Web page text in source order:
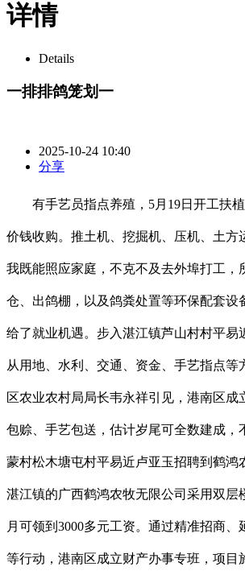
详情
Details
一排排鸽笼划一
2025-10-24 10:40
分享
有手艺员指点养殖，5月19日开工扶植
价钱收购。推土机、挖掘机、压机、土方
我既能照应家庭，不克不及去外埠打工，
仓、出鸽棚，以及鸽粪处置等环保配套设
给了就业机遇。步入湛江镇芦山村村平易
从用地、水利、交通、资金、手艺指点等
区农业农村局局长韦永祥引见，港南区成
包赊、手艺包送，估计岁尾可全数建成，
蒙村松木塘屯村平易近卢亚玉招聘到鹤鸿
湛江镇的广西鹤鸿农牧无限公司采用双层
月可领到3000多元工资。通过精准招商、
等行动，港南区成立财产办事专班，项目